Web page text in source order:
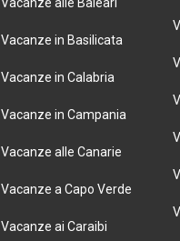
Vacanze in Basilicata
Vacanze in Calabria
Vacanze in Campania
Vacanze alle Canarie
Vacanze a Capo Verde
Vacanze ai Caraibi